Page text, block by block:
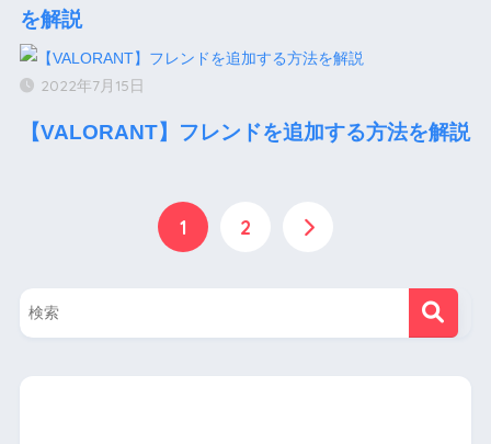
を解説
2022年7月15日
【VALORANT】フレンドを追加する方法を解説
1 2